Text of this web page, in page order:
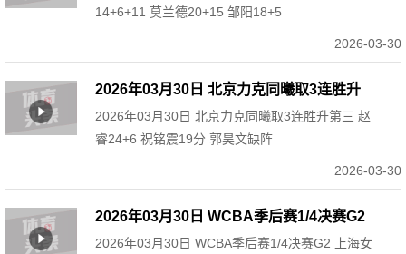
14+6+11 莫兰德20+15 邹阳18+5
2026-03-30
2026年03月30日 北京力克同曦取3连胜升
第三 赵睿24+6 祝铭震19分 郭昊文缺阵
2026年03月30日 北京力克同曦取3连胜升第三 赵
睿24+6 祝铭震19分 郭昊文缺阵
2026-03-30
2026年03月30日 WCBA季后赛1/4决赛G2
上海女篮 91 - 104 四川女篮 全场集锦
2026年03月30日 WCBA季后赛1/4决赛G2 上海女